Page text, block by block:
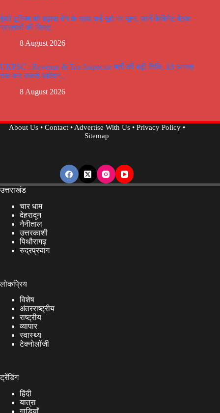
ईको टूरिज्म को बढ़ावा देने के साथ कई मूद्दो पर मूहर, जानें कैबिनेट बैठक
प्रस्तावों की लिस्ट
8 August 2026
UKPSC : Revenue & Tax Inspector भर्ती की बढ़ी तिथि, 18 अगस्त
तक कर सकते आवेदन..
8 August 2026
About Us• Contact•Advertise With Us• Privacy Policy•
Sitemap
उत्तराखंड
चार धाम
देहरादून
नैनीताल
उत्तरकाशी
पिथौरागढ़
रुद्रप्रयाग
लोकप्रिय
विशेष
अंतरराष्ट्रीय
राष्ट्रीय
व्यापार
स्वास्थ्य
टेक्नोलॉजी
ट्रेंडिंग
हिंदी
यात्रा